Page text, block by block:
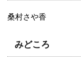
桑村さや香
みどころ